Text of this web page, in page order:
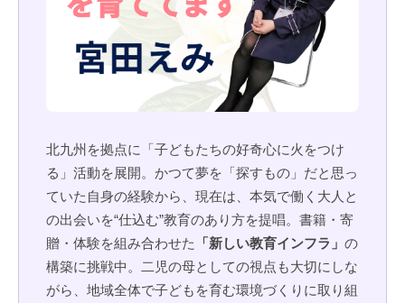
北九州を拠点に「子どもたちの好奇心に火をつけ
る」活動を展開。かつて夢を「探すもの」だと思っ
ていた自身の経験から、現在は、本気で働く大人と
の出会いを“仕込む”教育のあり方を提唱。書籍・寄
贈・体験を組み合わせた
「新しい教育インフラ」 の
構築に挑戦中。二児の母としての視点も大切にしな
がら、地域全体で子どもを育む環境づくりに取り組